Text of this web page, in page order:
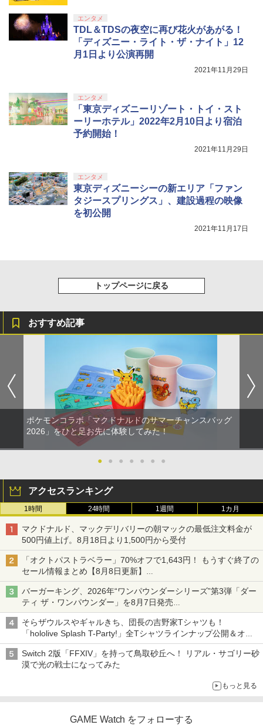
エンタメ
TDL＆TDSの夜空に再び花火があがる！
「ディズニー・ライト・ザ・ナイト」12
月1日より公演再開
2021年11月29日
エンタメ
「東京ディズニーリゾート・トイ・スト
ーリーホテル」2022年2月10日より宿泊
予約開始！
2021年11月29日
エンタメ
東京ディズニーシーの新エリア「ファン
タジースプリングス」、建設過程の映像
を初公開
2021年11月17日
トップページに戻る
おすすめ記事
ポケモンコラボ「マクドナルドのサマーチャンスバッグ
2026」をひと足お先に体験してみた！
● ● ● ● ● ● ●
アクセスランキング
1時間 24時間 1週間 1カ月
マクドナルド、マックデリバリーの朝マックの最低注文料金が
500円値上げ。8月18日より1,500円から受付
「オクトパストラベラー」70%オフで1,643円！ もうすぐ終了の
セール情報まとめ【8月8日更新】
ニンテンドーeショップでは「大神 絶景版」が67%オフで990円
バーガーキング、2026年“ワンパウンダーシリーズ”第3弾「ダー
ティ ザ・ワンパウンダー」を8月7日発売
「特製ガーリックマヨソース」を使用した超大型チーズバーガー
そらザウルスやギャルきち、団長の吉野家Tシャツも！
「hololive Splash T-Party!」全Tシャツラインナップ公開＆オン
ライン販売開始
Switch 2版「FFXIV」を持って鳥取砂丘へ！ リアル・サゴリー砂
漠で光の戦士になってみた
もっと見る
GAME Watch をフォローする